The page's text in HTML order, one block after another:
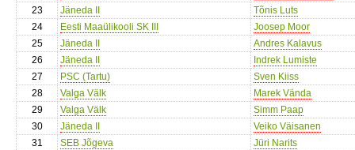
23
Jäneda II
Tõnis Luts
24
Eesti Maaülikooli SK III
Joosep Moor
25
Jäneda II
Andres Kalavus
26
Jäneda II
Indrek Lumiste
27
PSC (Tartu)
Sven Kiiss
28
Valga Välk
Marek Vända
29
Valga Välk
Simm Paap
30
Jäneda II
Veiko Väisanen
31
SEB Jõgeva
Jüri Narits